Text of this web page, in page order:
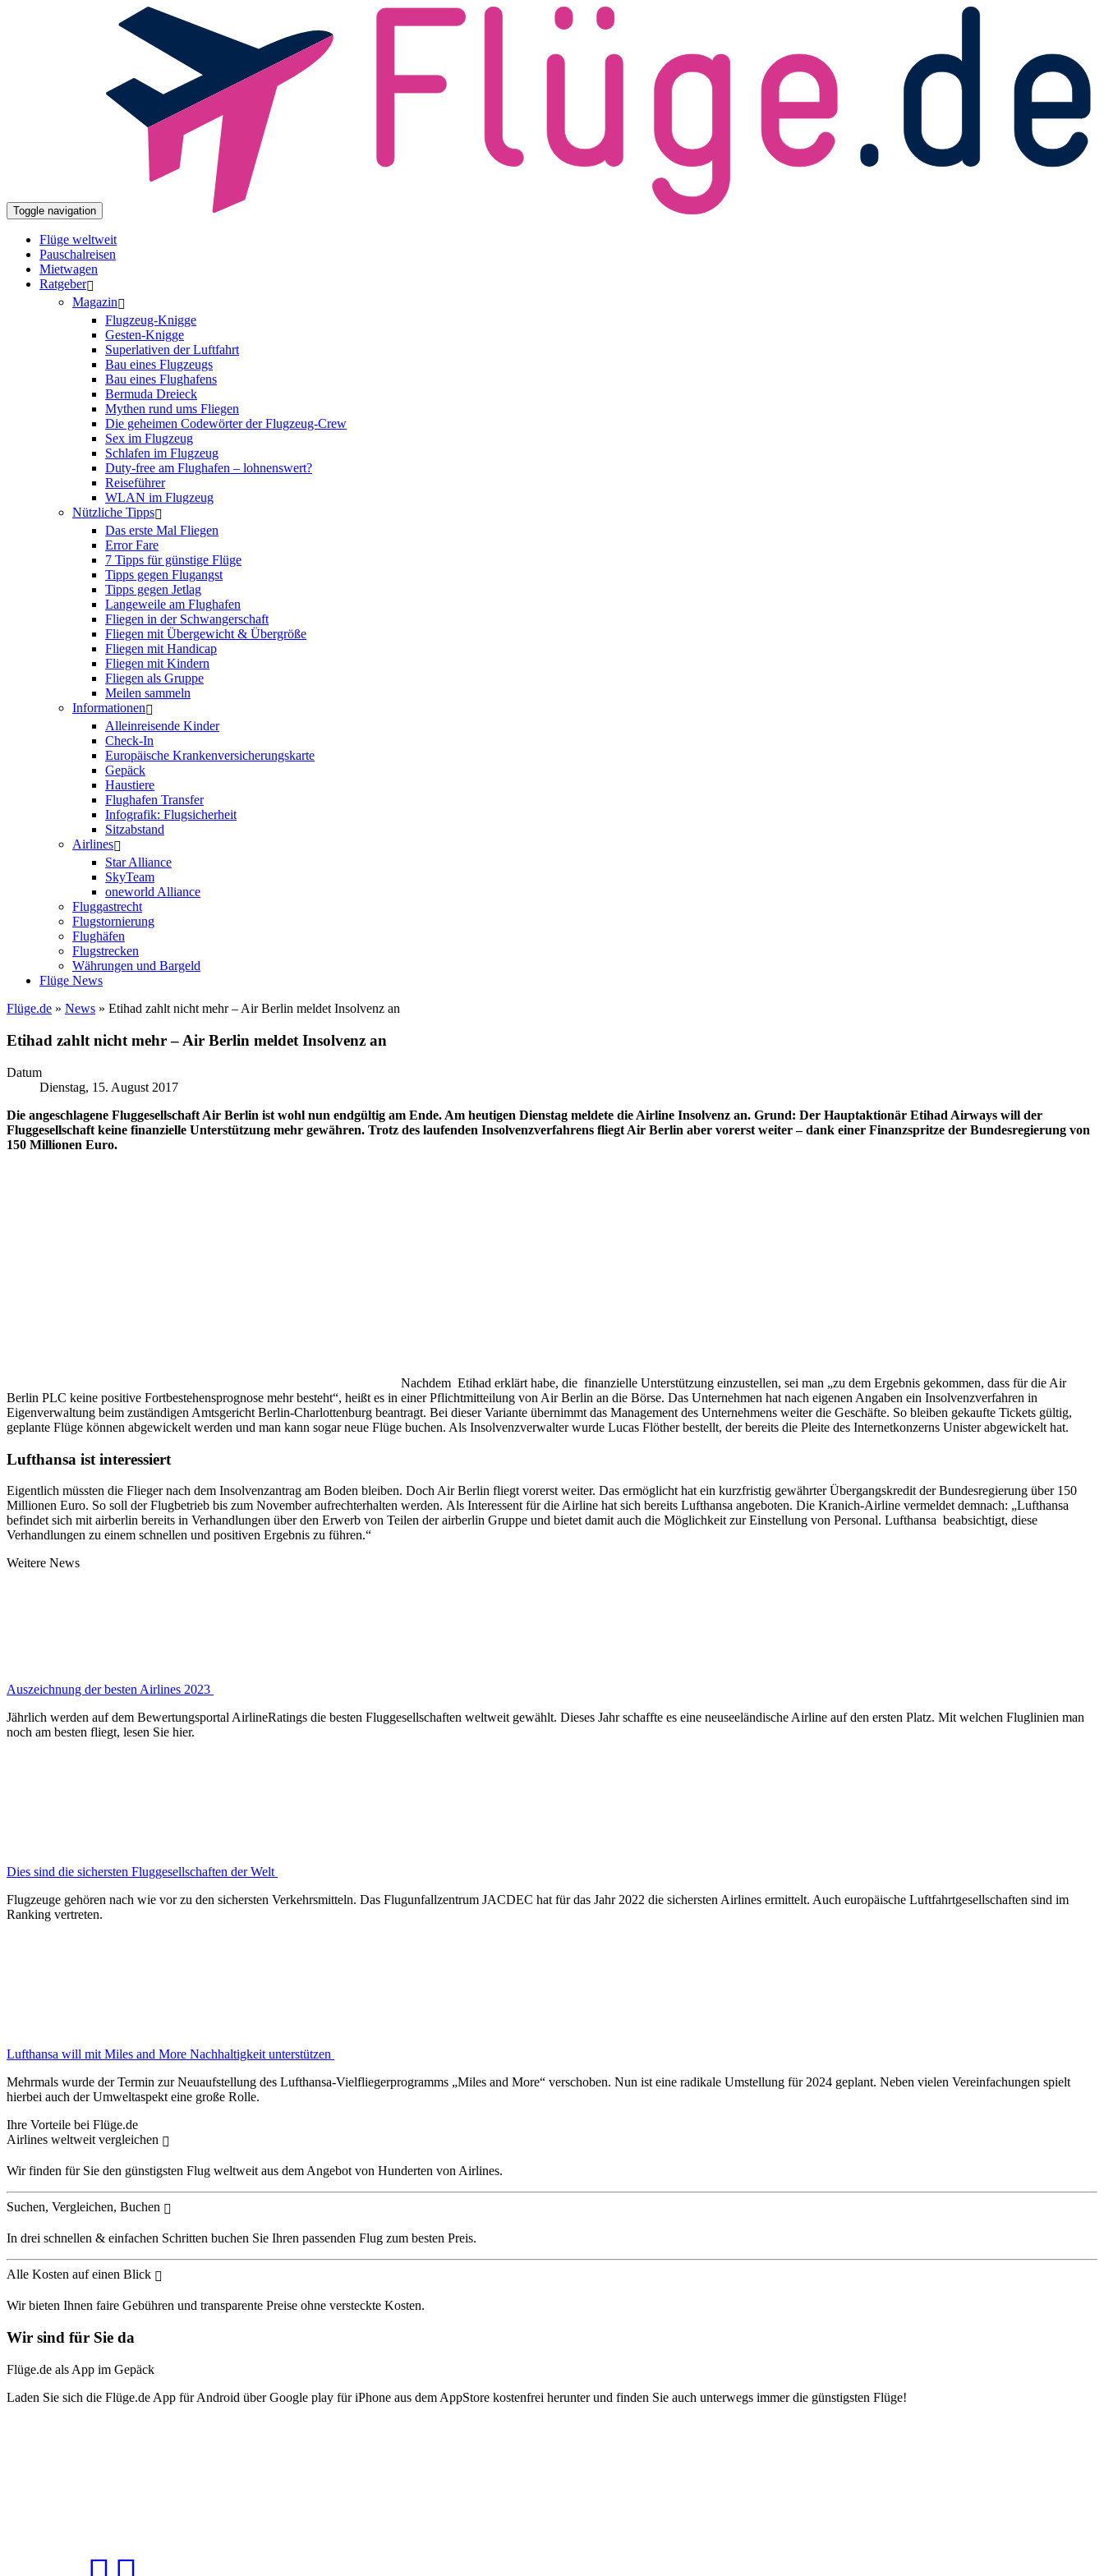
Toggle navigation
Flüge weltweit
Pauschalreisen
Mietwagen
Ratgeber
Magazin
Flugzeug-Knigge
Gesten-Knigge
Superlativen der Luftfahrt
Bau eines Flugzeugs
Bau eines Flughafens
Bermuda Dreieck
Mythen rund ums Fliegen
Die geheimen Codewörter der Flugzeug-Crew
Sex im Flugzeug
Schlafen im Flugzeug
Duty-free am Flughafen – lohnenswert?
Reiseführer
WLAN im Flugzeug
Nützliche Tipps
Das erste Mal Fliegen
Error Fare
7 Tipps für günstige Flüge
Tipps gegen Flugangst
Tipps gegen Jetlag
Langeweile am Flughafen
Fliegen in der Schwangerschaft
Fliegen mit Übergewicht & Übergröße
Fliegen mit Handicap
Fliegen mit Kindern
Fliegen als Gruppe
Meilen sammeln
Informationen
Alleinreisende Kinder
Check-In
Europäische Krankenversicherungskarte
Gepäck
Haustiere
Flughafen Transfer
Infografik: Flugsicherheit
Sitzabstand
Airlines
Star Alliance
SkyTeam
oneworld Alliance
Fluggastrecht
Flugstornierung
Flughäfen
Flugstrecken
Währungen und Bargeld
Flüge News
Flüge.de » News » Etihad zahlt nicht mehr – Air Berlin meldet Insolvenz an
Etihad zahlt nicht mehr – Air Berlin meldet Insolvenz an
Datum
Dienstag, 15. August 2017
Die angeschlagene Fluggesellschaft Air Berlin ist wohl nun endgültig am Ende. Am heutigen Dienstag meldete die Airline Insolvenz an. Grund: Der Hauptaktionär Etihad Airways will der
Fluggesellschaft keine finanzielle Unterstützung mehr gewähren. Trotz des laufenden Insolvenzverfahrens fliegt Air Berlin aber vorerst weiter – dank einer Finanzspritze der Bundesregierung von
150 Millionen Euro.
Nachdem Etihad erklärt habe, die finanzielle Unterstützung einzustellen, sei man „zu dem Ergebnis gekommen, dass für die Air
Berlin PLC keine positive Fortbestehensprognose mehr besteht“, heißt es in einer Pflichtmitteilung von Air Berlin an die Börse. Das Unternehmen hat nach eigenen Angaben ein Insolvenzverfahren in
Eigenverwaltung beim zuständigen Amtsgericht Berlin-Charlottenburg beantragt. Bei dieser Variante übernimmt das Management des Unternehmens weiter die Geschäfte. So bleiben gekaufte Tickets gültig,
geplante Flüge können abgewickelt werden und man kann sogar neue Flüge buchen. Als Insolvenzverwalter wurde Lucas Flöther bestellt, der bereits die Pleite des Internetkonzerns Unister abgewickelt hat.
Lufthansa ist interessiert
Eigentlich müssten die Flieger nach dem Insolvenzantrag am Boden bleiben. Doch Air Berlin fliegt vorerst weiter. Das ermöglicht hat ein kurzfristig gewährter Übergangskredit der Bundesregierung über 150
Millionen Euro. So soll der Flugbetrieb bis zum November aufrechterhalten werden. Als Interessent für die Airline hat sich bereits Lufthansa angeboten. Die Kranich-Airline vermeldet demnach: „Lufthansa
befindet sich mit airberlin bereits in Verhandlungen über den Erwerb von Teilen der airberlin Gruppe und bietet damit auch die Möglichkeit zur Einstellung von Personal. Lufthansa beabsichtigt, diese
Verhandlungen zu einem schnellen und positiven Ergebnis zu führen.“
Weitere News
Auszeichnung der besten Airlines 2023
Jährlich werden auf dem Bewertungsportal AirlineRatings die besten Fluggesellschaften weltweit gewählt. Dieses Jahr schaffte es eine neuseeländische Airline auf den ersten Platz. Mit welchen Fluglinien man
noch am besten fliegt, lesen Sie hier.
Dies sind die sichersten Fluggesellschaften der Welt
Flugzeuge gehören nach wie vor zu den sichersten Verkehrsmitteln. Das Flugunfallzentrum JACDEC hat für das Jahr 2022 die sichersten Airlines ermittelt. Auch europäische Luftfahrtgesellschaften sind im
Ranking vertreten.
Lufthansa will mit Miles and More Nachhaltigkeit unterstützen
Mehrmals wurde der Termin zur Neuaufstellung des Lufthansa-Vielfliegerprogramms „Miles and More“ verschoben. Nun ist eine radikale Umstellung für 2024 geplant. Neben vielen Vereinfachungen spielt
hierbei auch der Umweltaspekt eine große Rolle.
Ihre Vorteile bei Flüge.de
Airlines weltweit vergleichen
Wir finden für Sie den günstigsten Flug weltweit aus dem Angebot von Hunderten von Airlines.
Suchen, Vergleichen, Buchen
In drei schnellen & einfachen Schritten buchen Sie Ihren passenden Flug zum besten Preis.
Alle Kosten auf einen Blick
Wir bieten Ihnen faire Gebühren und transparente Preise ohne versteckte Kosten.
Wir sind für Sie da
Flüge.de als App im Gepäck
Laden Sie sich die Flüge.de App für Android über Google play für iPhone aus dem AppStore kostenfrei herunter und finden Sie auch unterwegs immer die günstigsten Flüge!